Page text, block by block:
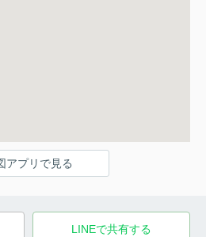
アプリで見る
LINEで共有する